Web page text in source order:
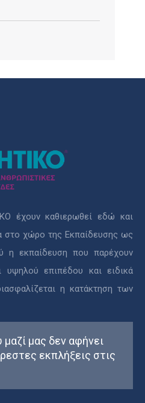
έχουν καθιερωθεί εδώ και
στο χώρο της Εκπαίδευσης ως
η εκπαίδευση που παρέχουν
υψηλού επιπέδου και ειδικά
η κατάκτηση των
μας δεν αφήνει
εκπλήξεις στις